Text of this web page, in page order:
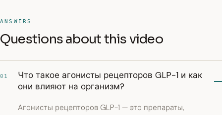
ANSWERS
Questions about this video
01
Что такое агонисты рецепторов GLP-1 и как
они влияют на организм?
Агонисты рецепторов GLP-1 — это препараты,